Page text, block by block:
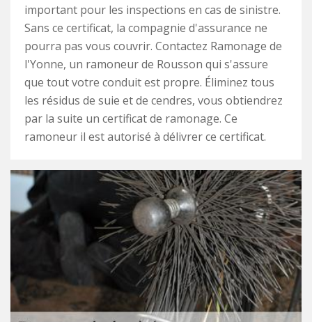
important pour les inspections en cas de sinistre.
Sans ce certificat, la compagnie d'assurance ne
pourra pas vous couvrir. Contactez Ramonage de
l'Yonne, un ramoneur de Rousson qui s'assure
que tout votre conduit est propre. Éliminez tous
les résidus de suie et de cendres, vous obtiendrez
par la suite un certificat de ramonage. Ce
ramoneur il est autorisé à délivrer ce certificat.